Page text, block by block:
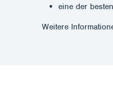
eine der
Weitere